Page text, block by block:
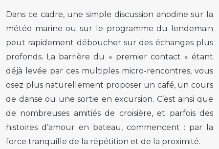
Dans ce cadre, une simple discussion anodine sur la
météo marine ou sur le programme du lendemain
peut rapidement déboucher sur des échanges plus
profonds. La barrière du « premier contact » étant
déjà levée par ces multiples micro-rencontres, vous
osez plus naturellement proposer un café, un cours
de danse ou une sortie en excursion. C’est ainsi que
de nombreuses amitiés de croisière, et parfois des
histoires d’amour en bateau, commencent : par la
force tranquille de la répétition et de la proximité.